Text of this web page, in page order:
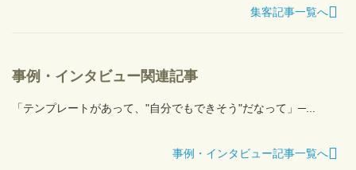
集客記事一覧へ
事例・インタビュー関連記事
「テンプレートがあって、"自分でもできそう"だなって」─...
事例・インタビュー記事一覧へ